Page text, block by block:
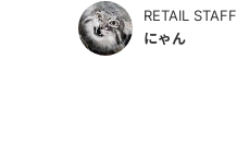
RETAIL STAFF
にゃん